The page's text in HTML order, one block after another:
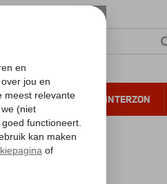
ALL INCLUSIVE WINTERZON